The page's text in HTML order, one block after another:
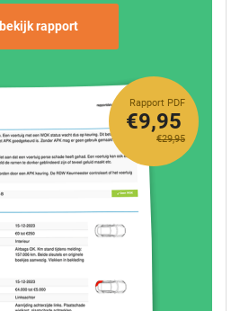
bekijk rapport
Rapport PDF
€29,95
€9,95